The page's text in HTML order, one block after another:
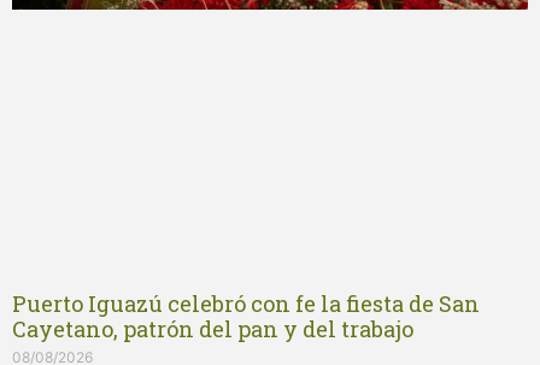
Puerto Iguazú celebró con fe la fiesta de San
Cayetano, patrón del pan y del trabajo
08/08/2026